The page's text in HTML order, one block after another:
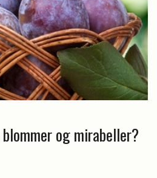
og mirabeller?